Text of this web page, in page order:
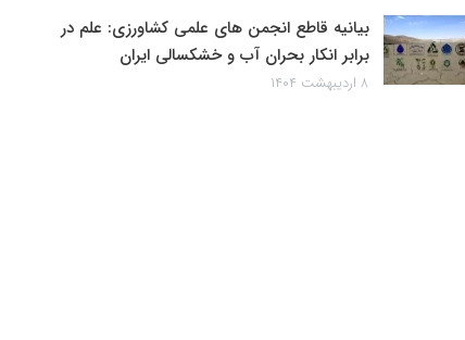
بیانیه قاطع انجمن های علمی کشاورزی: علم در
برابر انکار بحران آب و خشکسالی ایران
۸ اردیبهشت ۱۴۰۴